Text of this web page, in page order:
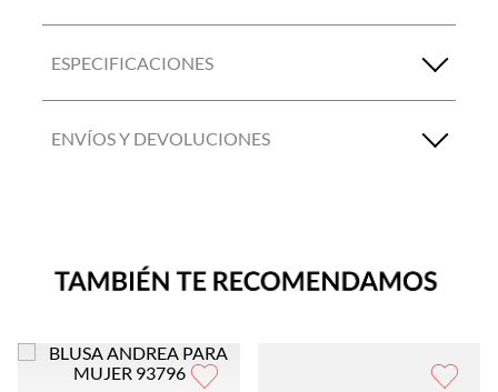
ESPECIFICACIONES
ENVÍOS Y DEVOLUCIONES